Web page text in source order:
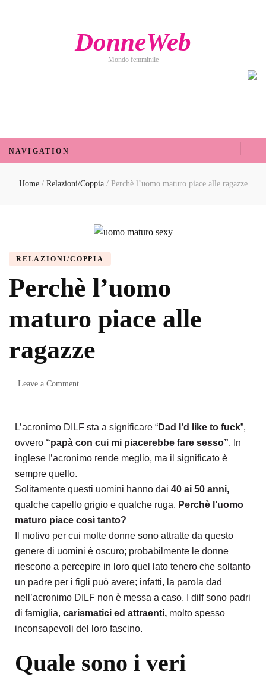
DonneWeb
Mondo femminile
NAVIGATION
Home / Relazioni/Coppia / Perchè l’uomo maturo piace alle ragazze
RELAZIONI/COPPIA
Perchè l’uomo
maturo piace alle
ragazze
Leave a Comment
L’acronimo DILF sta a significare “Dad I’d like to fuck”,
ovvero “papà con cui mi piacerebbe fare sesso”. In
inglese l’acronimo rende meglio, ma il significato è
sempre quello.
Solitamente questi uomini hanno dai 40 ai 50 anni,
qualche capello grigio e qualche ruga. Perchè l’uomo
maturo piace così tanto?
Il motivo per cui molte donne sono attratte da questo
genere di uomini è oscuro; probabilmente le donne
riescono a percepire in loro quel lato tenero che soltanto
un padre per i figli può avere; infatti, la parola dad
nell’acronimo DILF non è messa a caso. I dilf sono padri
di famiglia, carismatici ed attraenti, molto spesso
inconsapevoli del loro fascino.
Quale sono i veri